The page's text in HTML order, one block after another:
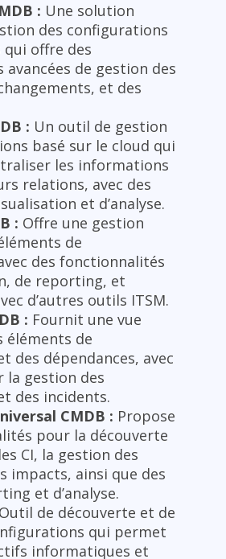
: Une solution
des configurations
qui offre des
de gestion des
et des
: Un outil de gestion
basé sur le cloud qui
les informations
relations, avec des
et d’analyse.
: Offre une gestion
de
des fonctionnalités
de reporting, et
d’autres outils ITSM.
: Fournit une vue
éléments de
des dépendances, avec
la gestion des
des incidents.
CMDB : Propose
pour la découverte
CI, la gestion des
impacts, ainsi que des
et d’analyse.
Outil de découverte et de
qui permet
informatiques et